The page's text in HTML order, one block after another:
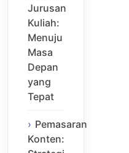
Jurusan
Kuliah:
Menuju
Masa
Depan
yang
Tepat
Pemasaran
Konten: